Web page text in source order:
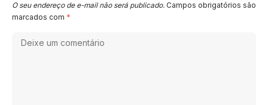
O seu endereço de e-mail não será publicado. Campos obrigatórios são
marcados com *